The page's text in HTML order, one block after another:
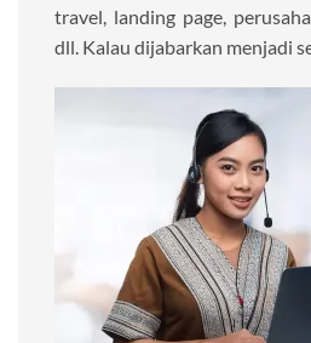
travel, landing page,
dll. Kalau dijabarkan menjadi